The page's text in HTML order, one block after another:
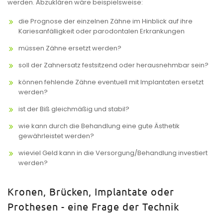
werden. Abzuklären wäre beispielsweise:
die Prognose der einzelnen Zähne im Hinblick auf ihre
Kariesanfälligkeit oder parodontalen Erkrankungen
müssen Zähne ersetzt werden?
soll der Zahnersatz festsitzend oder herausnehmbar sein?
können fehlende Zähne eventuell mit Implantaten ersetzt
werden?
ist der Biß gleichmäßig und stabil?
wie kann durch die Behandlung eine gute Ästhetik
gewährleistet werden?
wieviel Geld kann in die Versorgung/Behandlung investiert
werden?
Kronen, Brücken, Implantate oder
Prothesen - eine Frage der Technik